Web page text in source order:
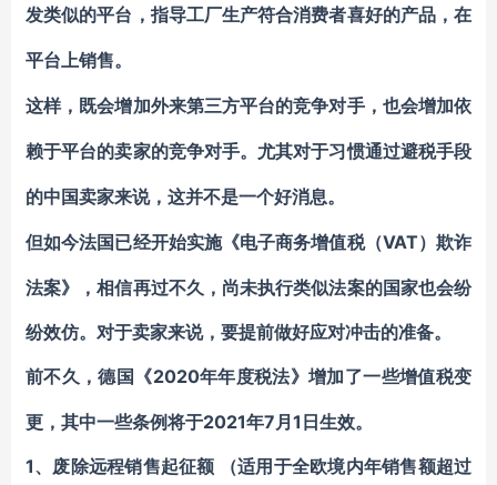
发类似的平台，指导工厂生产符合消费者喜好的产品，在
平台上销售。
这样，既会增加外来第三方平台的竞争对手，也会增加依
赖于平台的卖家的竞争对手。尤其对于习惯通过避税手段
的中国卖家来说，这并不是一个好消息。
但如今法国已经开始实施《电子商务增值税（VAT）欺诈
法案》，相信再过不久，尚未执行类似法案的国家也会纷
纷效仿。对于卖家来说，要提前做好应对冲击的准备。
前不久，德国《2020年年度税法》增加了一些增值税变
更，其中一些条例将于2021年7月1日生效。
1、废除远程销售起征额 （适用于全欧境内年销售额超过